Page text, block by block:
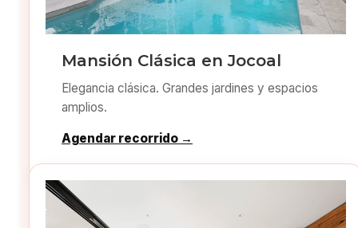
Mansión Clásica en Jocoal
Elegancia clásica. Grandes jardines y espacios
amplios.
Agendar recorrido →